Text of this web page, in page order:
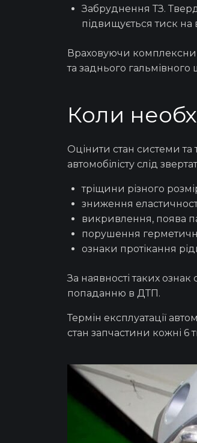
Забруднення ТЗ.
підвищується тиск на
Враховуючи
та заднього гальмівного
Коли
Оцінити стан системи
автомобілісту слід
тріщини різного
зниження
викривлення, поява
порушення
ознаки протікання
За наявності таких
попаданню в ДТП.
Термін експлуатації
стан запчастини кожні 6